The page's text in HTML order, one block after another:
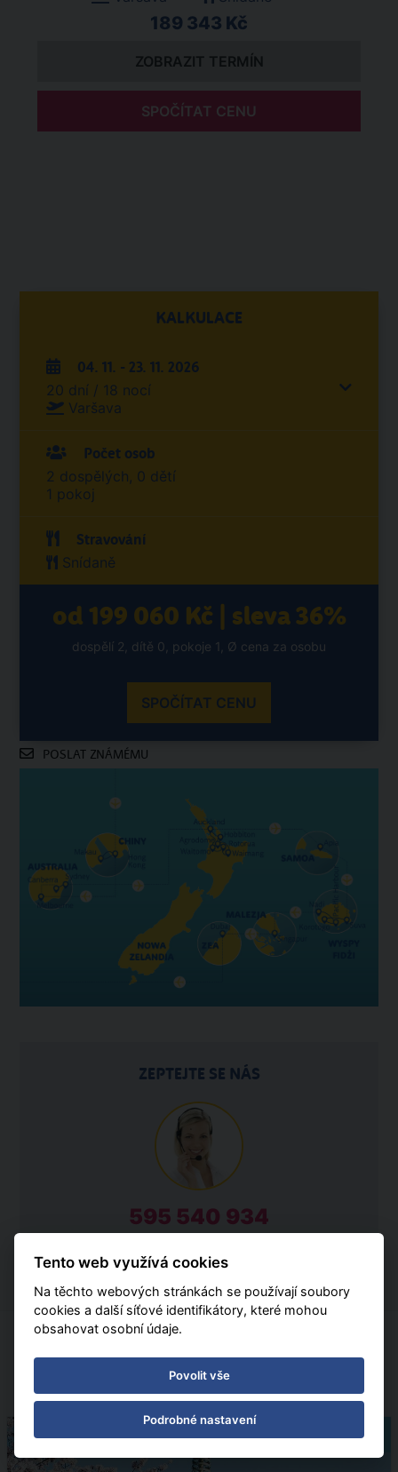
189 343 Kč
ZOBRAZIT TERMÍN
SPOČÍTAT CENU
KALKULACE
04. 11. - 23. 11. 2026
20 dní / 18 nocí
Varšava
Počet osob
2 dospělých, 0 dětí
1 pokoj
Stravování
Snídaně
od 199 060 Kč | sleva 36%
dospělí 2, dítě 0, pokoje 1, Ø cena za osobu
SPOČÍTAT CENU
POSLAT ZNÁMÉMU
ZEPTEJTE SE NÁS
595 540 934
ZÁKAZNÍCI SI TAKÉ OBJEDNALI
Poznávací
Tento web využívá cookies
Na těchto webových stránkách se používají soubory
cookies a další síťové identifikátory, které mohou
obsahovat osobní údaje.
Povolit vše
Podrobné nastavení